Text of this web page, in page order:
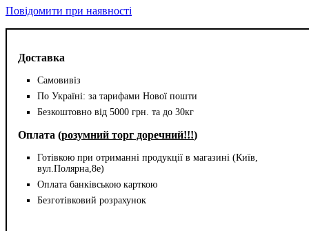
Доставка
Самовивіз
По Україні: за тарифами Нової пошти
Безкоштовно від 5000 грн. та до 30кг
Оплата (розумний торг доречний!!!)
Готівкою при отриманні продукції в магазині (Київ,
вул.Полярна,8е)
Оплата банківською карткою
Безготівковий розрахунок
Повідомити при наявності